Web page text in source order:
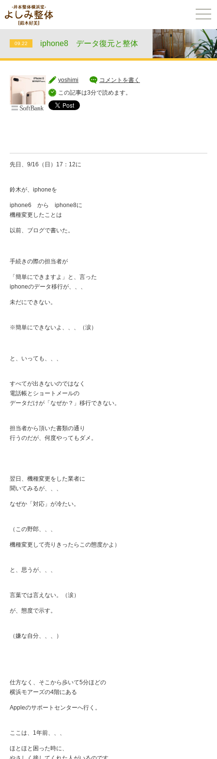
09.22 iphone8 データ復元と整体
yoshimi
コメントを書く
この記事は3分で読めます。
先日、9/16（日）17：12に
鈴木が、iphoneを
iphone6 から iphone8に
機種変更したことは
以前、ブログで書いた。
手続きの際の担当者が
「簡単にできますよ」と、言った
iphoneのデータ移行が、、、
未だにできない。
※簡単にできないよ、、、（涙）
と、いっても、、、
すべてが出きないのではなく
電話帳とショートメールの
データだけが「なぜか？」移行できない。
担当者から頂いた書類の通り
行うのだが、何度やってもダメ。
翌日、機種変更をした業者に
聞いてみるが、、、
なぜか「対応」が冷たい。
（この野郎、、、
機種変更して売りきったらこの態度かよ）
と、思うが、、、
言葉では言えない。（涙）
が、態度で示す。
（嫌な自分、、、）
仕方なく、そこから歩いて5分ほどの
横浜モアーズの4階にある
Appleのサポートセンターへ行く。
ここは、1年前、、、
ほとほと困った時に、